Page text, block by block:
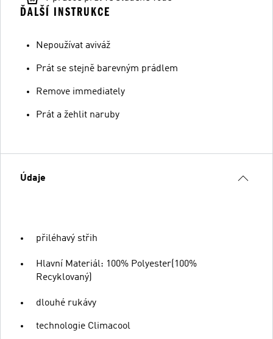
ĎALŠÍ INSTRUKCE
Nepoužívat aviváž
Prát se stejně barevným prádlem
Remove immediately
Prát a žehlit naruby
Údaje
přiléhavý střih
Hlavní Materiál: 100% Polyester(100%
Recyklovaný)
dlouhé rukávy
technologie Climacool